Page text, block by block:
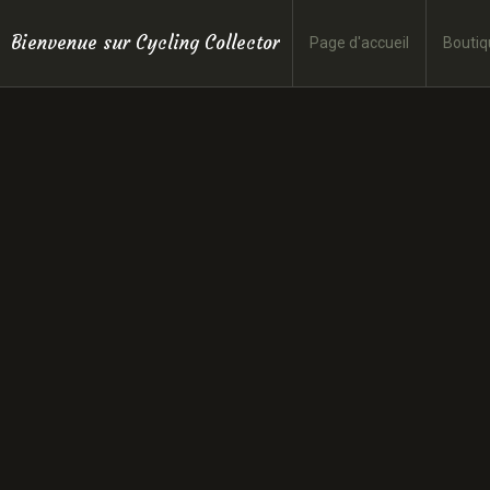
Bienvenue sur Cycling Collector Page d'accueil